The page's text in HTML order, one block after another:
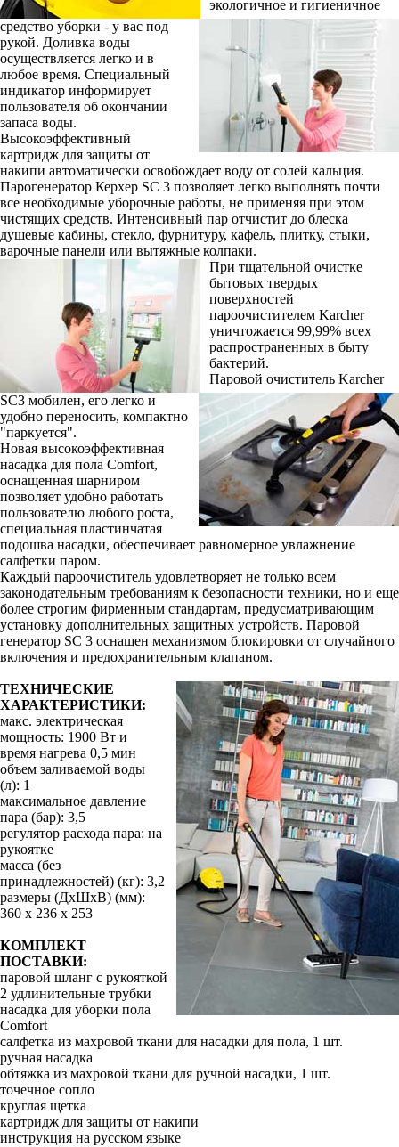
экологичное и гигиеничное
средство уборки - у вас под
рукой. Доливка воды
осуществляется легко и в
любое время. Специальный
индикатор информирует
пользователя об окончании
запаса воды.
Высокоэффективный
картридж для защиты от
накипи автоматически освобождает воду от солей кальция.
Парогенератор Керхер SC 3 позволяет легко выполнять почти
все необходимые уборочные работы, не применяя при этом
чистящих средств. Интенсивный пар отчистит до блеска
душевые кабины, стекло, фурнитуру, кафель, плитку, стыки,
варочные панели или вытяжные колпаки.
При тщательной очистке
бытовых твердых
поверхностей
пароочистителем Karcher
уничтожается 99,99% всех
распространенных в быту
бактерий.
Паровой очиститель Karcher
SC3 мобилен, его легко и
удобно переносить, компактно
"паркуется".
Новая высокоэффективная
насадка для пола Comfort,
оснащенная шарниром
позволяет удобно работать
пользователю любого роста,
специальная пластинчатая
подошва насадки, обеспечивает равномерное увлажнение
салфетки паром.
Каждый пароочиститель удовлетворяет не только всем
законодательным требованиям к безопасности техники, но и еще
более строгим фирменным стандартам, предусматривающим
установку дополнительных защитных устройств. Паровой
генератор SC 3 оснащен механизмом блокировки от случайного
включения и предохранительным клапаном.
ТЕХНИЧЕСКИЕ
ХАРАКТЕРИСТИКИ:
макс. электрическая
мощность: 1900 Вт и
время нагрева 0,5 мин
объем заливаемой воды
(л): 1
максимальное давление
пара (бар): 3,5
регулятор расхода пара: на
рукоятке
масса (без
принадлежностей) (кг): 3,2
размеры (ДхШхВ) (мм):
360 х 236 х 253
КОМПЛЕКТ
ПОСТАВКИ:
паровой шланг с рукояткой
2 удлинительные трубки
насадка для уборки пола
Comfort
салфетка из махровой ткани для насадки для пола, 1 шт.
ручная насадка
обтяжка из махровой ткани для ручной насадки, 1 шт.
точечное сопло
круглая щетка
картридж для защиты от накипи
инструкция на русском языке